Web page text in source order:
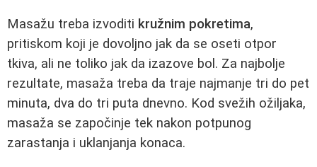
Masažu treba izvoditi kružnim pokretima,
pritiskom koji je dovoljno jak da se oseti otpor
tkiva, ali ne toliko jak da izazove bol. Za najbolje
rezultate, masaža treba da traje najmanje tri do pet
minuta, dva do tri puta dnevno. Kod svežih ožiljaka,
masaža se započinje tek nakon potpunog
zarastanja i uklanjanja konaca.